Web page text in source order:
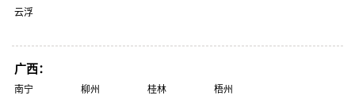
云浮
广西：
南宁 柳州 桂林 梧州